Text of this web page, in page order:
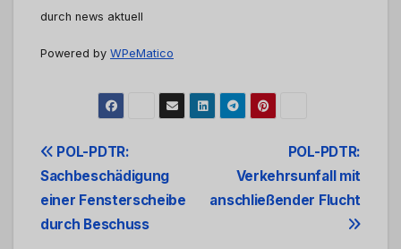
durch news aktuell
Powered by WPeMatico
Beitrags-
Navigation
POL-PDTR:
Verkehrsunfall mit
anschließender Flucht
POL-PDTR:
Sachbeschädigung
einer Fensterscheibe
durch Beschuss